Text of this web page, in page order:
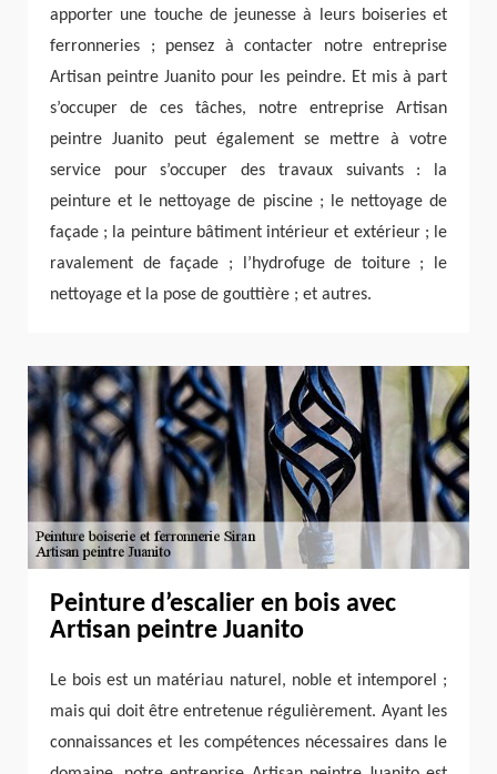
apporter une touche de jeunesse à leurs boiseries et
ferronneries ; pensez à contacter notre entreprise
Artisan peintre Juanito pour les peindre. Et mis à part
s’occuper de ces tâches, notre entreprise Artisan
peintre Juanito peut également se mettre à votre
service pour s’occuper des travaux suivants : la
peinture et le nettoyage de piscine ; le nettoyage de
façade ; la peinture bâtiment intérieur et extérieur ; le
ravalement de façade ; l’hydrofuge de toiture ; le
nettoyage et la pose de gouttière ; et autres.
Peinture d’escalier en bois avec
Artisan peintre Juanito
Le bois est un matériau naturel, noble et intemporel ;
mais qui doit être entretenue régulièrement. Ayant les
connaissances et les compétences nécessaires dans le